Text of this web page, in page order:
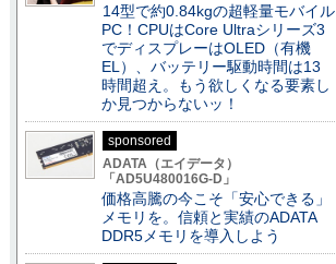
14型で約0.84kgの超軽量モバイル
PC！CPUはCore Ultraシリーズ3
でディスプレーはOLED（有機
EL）、バッテリー駆動時間は13
時間超え。もう欲しくなる要素し
か見つからないッ！
sponsored
ADATA（エイデータ）
「AD5U480016G-D」
価格高騰の今こそ「安心できる」
メモリを。信頼と実績のADATA
DDR5メモリを導入しよう